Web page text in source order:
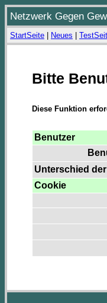
Netzwerk Gegen
StartSeite Neues
Bitte
Diese Funktion
Benutzer
Unterschied
Cookie